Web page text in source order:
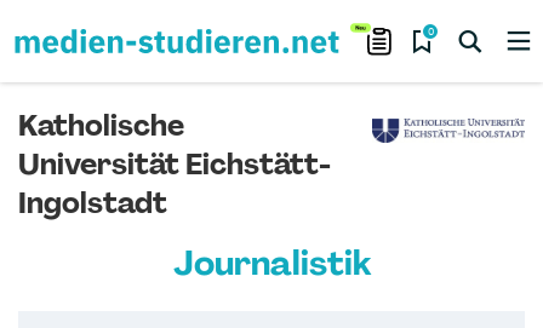
0
Katholische
Universität Eichstätt-
Ingolstadt
Journalistik